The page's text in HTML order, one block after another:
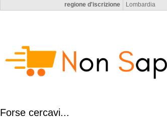
regione d'iscrizione
Lombardia
Forse cercavi...